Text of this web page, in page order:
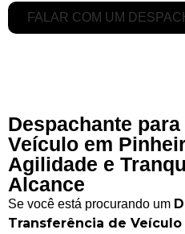
FALAR COM UM
Despachante
Veículo em
Agilidade e
Alcance
Se você está procurando um
Transferência de